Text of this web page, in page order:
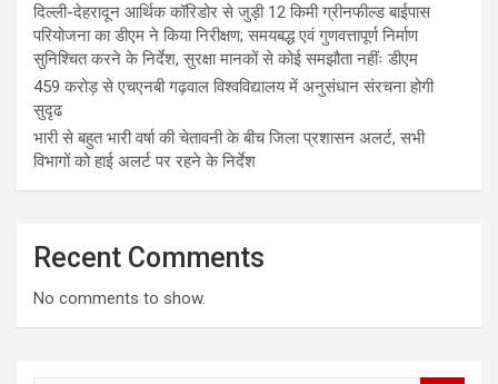
दिल्ली-देहरादून आर्थिक कॉरिडोर से जुड़ी 12 किमी ग्रीनफील्ड बाईपास
परियोजना का डीएम ने किया निरीक्षण; समयबद्ध एवं गुणवत्तापूर्ण निर्माण
सुनिश्चित करने के निर्देश, सुरक्षा मानकों से कोई समझौता नहींः डीएम
459 करोड़ से एचएनबी गढ़वाल विश्वविद्यालय में अनुसंधान संरचना होगी
सुदृढ
भारी से बहुत भारी वर्षा की चेतावनी के बीच जिला प्रशासन अलर्ट, सभी
विभागों को हाई अलर्ट पर रहने के निर्देश
Recent Comments
No comments to show.